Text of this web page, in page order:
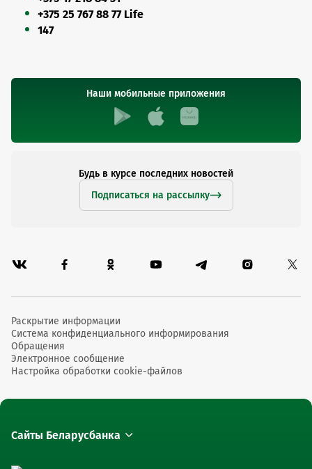
+375 25 767 88 77 Life
147
Наши мобильные приложения
Будь в курсе последних новостей
Подписаться на рассылку
Раскрытие информации
Система конфиденциального информирования
Обращения
Электронное сообщение
Настройка обработки cookie-файлов
Сайты Беларусбанка